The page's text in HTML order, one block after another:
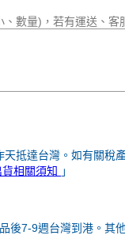
數量)，若有運送、客
抵達台灣。如有關稅
相關須知 」
後7-9週台灣到港。其